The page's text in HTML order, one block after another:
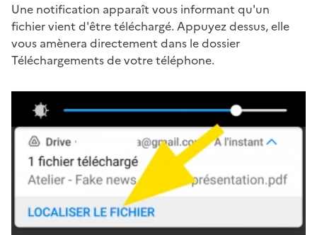
Une notification apparaît vous informant qu'un
fichier vient d'être téléchargé. Appuyez dessus, elle
vous amènera directement dans le dossier
Téléchargements de votre téléphone.